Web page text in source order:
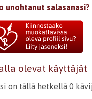
unohtanut salasanasi?
olevat käyttäjät
on tällä hetkellä 0